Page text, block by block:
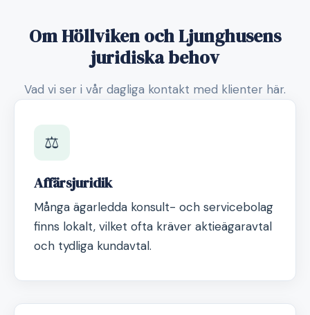
Om Höllviken och Ljunghusens
juridiska behov
Vad vi ser i vår dagliga kontakt med klienter här.
⚖️
Affärsjuridik
Många ägarledda konsult- och servicebolag
finns lokalt, vilket ofta kräver aktieägaravtal
och tydliga kundavtal.